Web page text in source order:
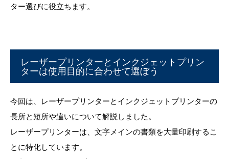
ター選びに役立ちます。
レーザープリンターとインクジェットプリン
ターは使用目的に合わせて選ぼう
今回は、レーザープリンターとインクジェットプリンターの
長所と短所や違いについて解説しました。
レーザープリンターは、文字メインの書類を大量印刷するこ
とに特化しています。